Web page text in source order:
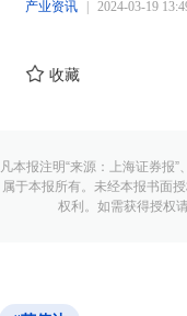
产业资讯
2024-03-19
收藏
凡本报注明“来源：上海证券报
属于本报所有。未经本报书面
权利。如需获得授权